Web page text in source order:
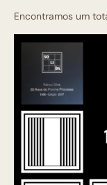
Encontramos um